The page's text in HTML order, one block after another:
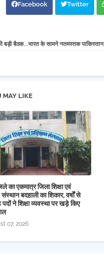
Facebook Twitter
बड़ी बैठक...भारत के सामने नतमस्तक पाकिस्तान
MAY LIKE
का एकमात्र जिला शिक्षा एवं
बदहाली का शिकार, वर्षों से
ने शिक्षा व्यवस्था पर खड़े किए
07, 2026